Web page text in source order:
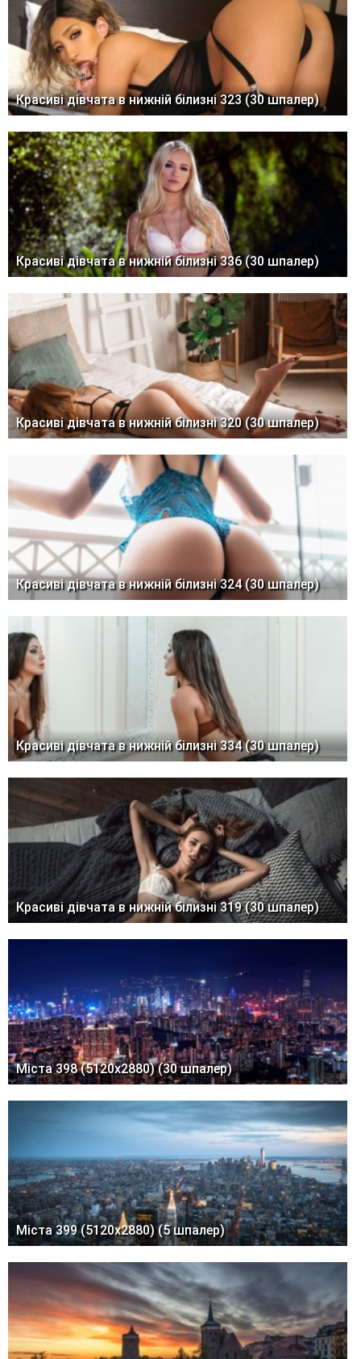
Красиві дівчата в нижній білизні 323 (30 шпалер)
Красиві дівчата в нижній білизні 336 (30 шпалер)
Красиві дівчата в нижній білизні 320 (30 шпалер)
Красиві дівчата в нижній білизні 324 (30 шпалер)
Красиві дівчата в нижній білизні 334 (30 шпалер)
Красиві дівчата в нижній білизні 319 (30 шпалер)
Міста 398 (5120x2880) (30 шпалер)
Міста 399 (5120x2880) (5 шпалер)